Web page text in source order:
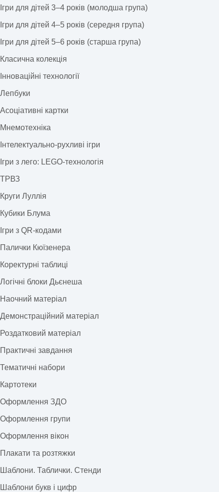
Ігри для дітей 3–4 років (молодша група)
Ігри для дітей 4–5 років (середня група)
Ігри для дітей 5–6 років (старша група)
Класична колекція
Інноваційні технології
Лепбуки
Асоціативні картки
Мнемотехніка
Інтелектуально-рухливі ігри
Ігри з лего: LEGO-технологія
ТРВЗ
Круги Луллія
Кубики Блума
Ігри з QR-кодами
Палички Кюїзенера
Коректурні таблиці
Логічні блоки Дьєнеша
Наочний матеріал
Демонстраційний матеріал
Роздатковий матеріал
Практичні завдання
Тематичні набори
Картотеки
Оформлення ЗДО
Оформлення групи
Оформлення вікон
Плакати та розтяжки
Шаблони. Таблички. Стенди
Шаблони букв і цифр